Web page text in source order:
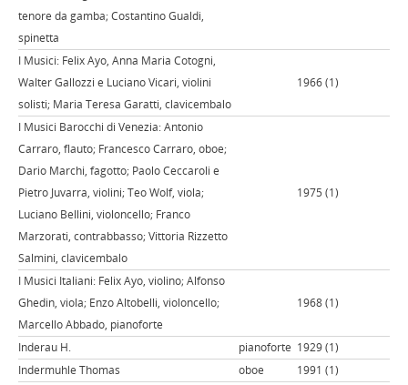
tenore da gamba; Costantino Gualdi,
spinetta
I Musici: Felix Ayo, Anna Maria Cotogni,
Walter Gallozzi e Luciano Vicari, violini
solisti; Maria Teresa Garatti, clavicembalo
1966 (1)
I Musici Barocchi di Venezia: Antonio
Carraro, flauto; Francesco Carraro, oboe;
Dario Marchi, fagotto; Paolo Ceccaroli e
Pietro Juvarra, violini; Teo Wolf, viola;
Luciano Bellini, violoncello; Franco
Marzorati, contrabbasso; Vittoria Rizzetto
Salmini, clavicembalo
1975 (1)
I Musici Italiani: Felix Ayo, violino; Alfonso
Ghedin, viola; Enzo Altobelli, violoncello;
Marcello Abbado, pianoforte
1968 (1)
Inderau H. pianoforte 1929 (1)
Indermuhle Thomas
oboe 1991 (1)